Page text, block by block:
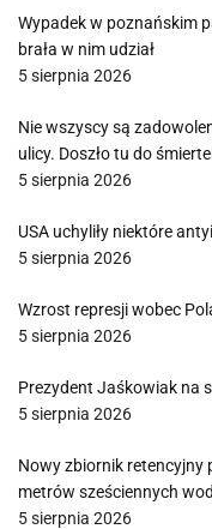
Wypadek w poznańskim
brała w nim udział
5 sierpnia 2026
Nie wszyscy są
ulicy. Doszło tu do
5 sierpnia 2026
USA uchyliły niektóre
5 sierpnia 2026
Wzrost represji wobec
5 sierpnia 2026
Prezydent Jaśkowiak na
5 sierpnia 2026
Nowy zbiornik retencyjny
metrów sześciennych
5 sierpnia 2026